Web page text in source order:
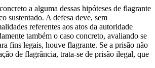
a alguma dessas hipóteses de flagrante
sustentado. A defesa deve, sem
referentes aos atos da autoridade
também o caso concreto, avaliando se
fins legais, houve flagrante. Se a prisão não
de flagrância, trata-se de prisão ilegal, que